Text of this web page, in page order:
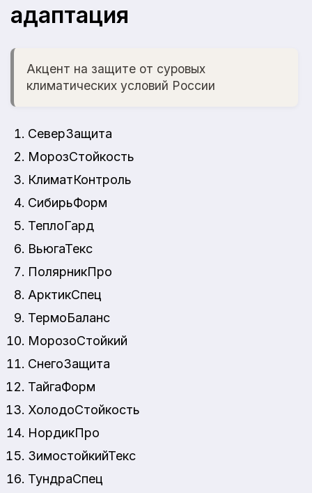
адаптация
Акцент на защите от суровых
климатических условий России
СеверЗащита
МорозСтойкость
КлиматКонтроль
СибирьФорм
ТеплоГард
ВьюгаТекс
ПолярникПро
АрктикСпец
ТермоБаланс
МорозоСтойкий
СнегоЗащита
ТайгаФорм
ХолодоСтойкость
НордикПро
ЗимостойкийТекс
ТундраСпец